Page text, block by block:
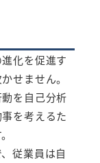
化を促進す
せません。
を自己分析
を考えるた
従業員は自